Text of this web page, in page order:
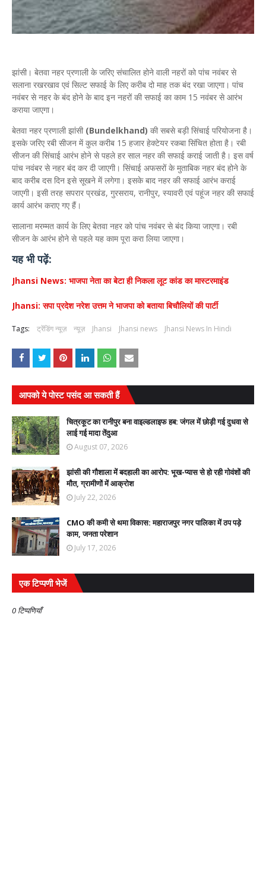
झांसी। बेतवा नहर प्रणाली के जरिए संचालित होने वाली नहरों को पांच नवंबर से
सलाना रखरखाव एवं सिल्ट सफाई के लिए करीब दो माह तक बंद रखा जाएगा। पांच
नवंबर से नहर के बंद होने के बाद इन नहरों की सफाई का काम 15 नवंबर से आरंभ
कराया जाएगा।
बेतवा नहर प्रणाली झांसी (Bundelkhand) की सबसे बड़ी सिंचाई परियोजना है।
इसके जरिए रबी सीजन में कुल करीब 15 हजार हेक्टेयर रकबा सिंचित होता है। रबी
सीजन की सिंचाई आरंभ होने से पहले हर साल नहर की सफाई कराई जाती है। इस वर्ष
पांच नवंबर से नहर बंद कर दी जाएगी। सिंचाई अफसरों के मुताबिक नहर बंद होने के
बाद करीब दस दिन इसे सूखने में लगेगा। इसके बाद नहर की सफाई आरंभ कराई
जाएगी। इसी तरह सपरार प्रखंड, गुरसराय, रानीपुर, स्यावरी एवं पहूंज नहर की सफाई
कार्य आरंभ कराए गए हैं।
सालाना मरम्मत कार्य के लिए बेतवा नहर को पांच नवंबर से बंद किया जाएगा। रबी
सीजन के आरंभ होने से पहले यह काम पूरा करा लिया जाएगा।
यह भी पढ़ें:
Jhansi News: भाजपा नेता का बेटा ही निकला लूट कांड का मास्टरमाइंड
Jhansi: सपा प्रदेश नरेश उत्तम ने भाजपा को बताया बिचौलियों की पार्टी
Tags: ट्रेंडिंग न्यूज़ न्यूज़ Jhansi Jhansi news Jhansi News In Hindi
आपको ये पोस्ट पसंद आ सकती हैं
चित्रकूट का रानीपुर बना वाइल्डलाइफ हब: जंगल में छोड़ी गई दुधवा से
लाई गई मादा तेंदुआ
August 07, 2026
झांसी की गौशाला में बदहाली का आरोप: भूख-प्यास से हो रही गोवंशों की
मौत, ग्रामीणों में आक्रोश
July 22, 2026
CMO की कमी से थमा विकास: महाराजपुर नगर पालिका में ठप पड़े
काम, जनता परेशान
July 17, 2026
एक टिप्पणी भेजें
0 टिप्पणियाँ